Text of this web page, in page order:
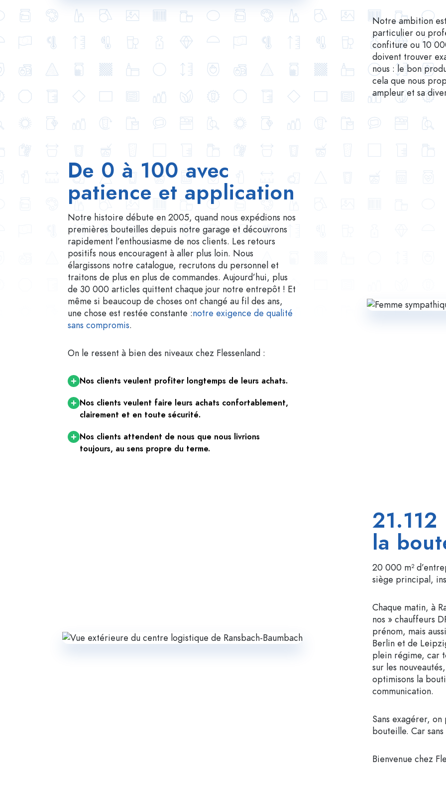
Notre ambition
particulier ou
confiture ou 10
doivent trouver
nous : le bon
cela que nous
ampleur et sa
De 0 à 100 avec
patience et application
Notre histoire débute en 2005, quand nous expédions nos
premières bouteilles depuis notre garage et découvrons
rapidement l’enthousiasme de nos clients. Les retours
positifs nous encouragent à aller plus loin. Nous
élargissons notre catalogue, recrutons du personnel et
traitons de plus en plus de commandes. Aujourd’hui, plus
de 30 000 articles quittent chaque jour notre entrepôt ! Et
même si beaucoup de choses ont changé au fil des ans,
une chose est restée constante :notre exigence de qualité
sans compromis.
On le ressent à bien des niveaux chez Flessenland :
Nos clients veulent profiter longtemps de leurs achats.
Nos clients veulent faire leurs achats confortablement,
clairement et en toute sécurité.
Nos clients attendent de nous que nous livrions
toujours, au sens propre du terme.
la
20 000 m²
siège principal,
Chaque matin, à
nos » chauffeurs
prénom, mais
Berlin et de
plein régime, car
sur les
optimisons la
communication.
Sans exagérer,
bouteille. Car
Bienvenue chez